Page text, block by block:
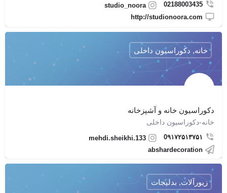
02188003435
studio_noora
http://studionoora.com
دکوراسیون خانه و آشپزخانه
خانه-دکوراسیون داخلی
0۹۱۷۲۵۱۳۷۵۱
mehdi.sheikhi.133
abshardecoration
خانه, دکوراسیون داخلی
زیورآلات, بدلیجات